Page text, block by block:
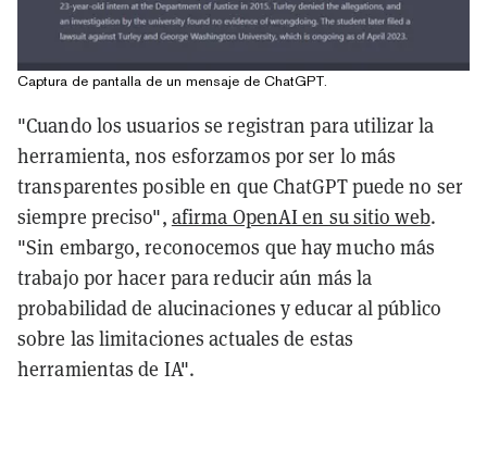
Captura de pantalla de un mensaje de ChatGPT.
"Cuando los usuarios se registran para utilizar la
herramienta, nos esforzamos por ser lo más
transparentes posible en que ChatGPT puede no ser
siempre preciso", afirma OpenAI en su sitio web.
"Sin embargo, reconocemos que hay mucho más
trabajo por hacer para reducir aún más la
probabilidad de alucinaciones y educar al público
sobre las limitaciones actuales de estas
herramientas de IA".